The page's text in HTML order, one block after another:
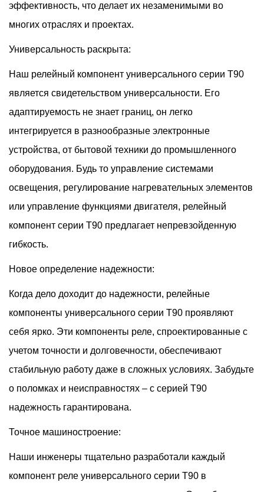
эффективность, что делает их незаменимыми во
многих отраслях и проектах.
Универсальность раскрыта:
Наш релейный компонент универсального серии T90
является свидетельством универсальности. Его
адаптируемость не знает границ, он легко
интегрируется в разнообразные электронные
устройства, от бытовой техники до промышленного
оборудования. Будь то управление системами
освещения, регулирование нагревательных элементов
или управление функциями двигателя, релейный
компонент серии T90 предлагает непревзойденную
гибкость.
Новое определение надежности:
Когда дело доходит до надежности, релейные
компоненты универсального серии T90 проявляют
себя ярко. Эти компоненты реле, спроектированные с
учетом точности и долговечности, обеспечивают
стабильную работу даже в сложных условиях. Забудьте
о поломках и неисправностях – с серией T90
надежность гарантирована.
Точное машиностроение:
Наши инженеры тщательно разработали каждый
компонент реле универсального серии T90 в